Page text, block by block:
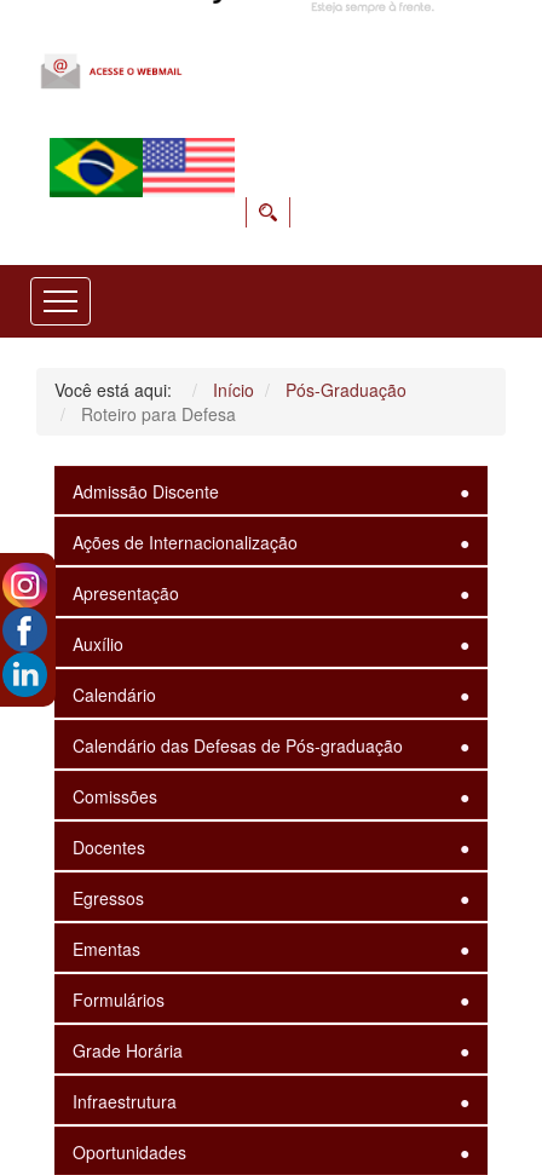
Você está aqui: Início
Pós-Graduação
Roteiro para Defesa
Admissão Discente
Ações de Internacionalização
Apresentação
Auxílio
Calendário
Calendário das Defesas de Pós-graduação
Comissões
Docentes
Egressos
Ementas
Formulários
Grade Horária
Infraestrutura
Oportunidades